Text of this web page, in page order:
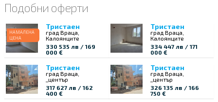
Подобни оферти
НАМАЛЕНА
ЦЕНА
Тристаен
град Враца,
Калоянците
330 535 лв / 169
000 €
Тристаен
град Враца,
Калоянците
334 447 лв / 171
000 €
Тристаен
град Враца,
_център
317 627 лв / 162
400 €
Тристаен
град Враца,
_център
326 135 лв / 166
750 €